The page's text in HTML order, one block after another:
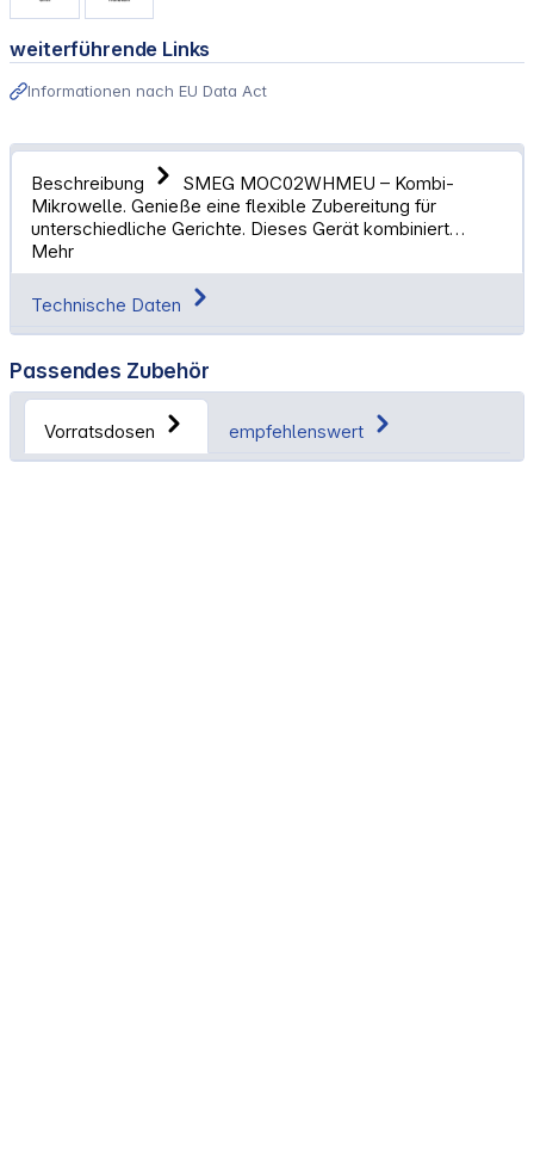
weiterführende Links
Informationen nach EU Data Act
Beschreibung
SMEG MOC02WHMEU – Kombi-
Mikrowelle. Genieße eine flexible Zubereitung für
unterschiedliche Gerichte. Dieses Gerät kombiniert…
Mehr
Technische Daten
Passendes Zubehör
Vorratsdosen empfehlenswert